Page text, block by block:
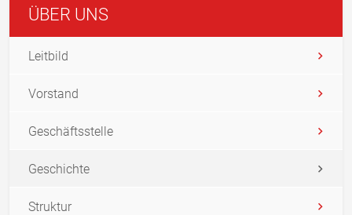
ÜBER UNS
Leitbild
Vorstand
Geschäftsstelle
Geschichte
Struktur